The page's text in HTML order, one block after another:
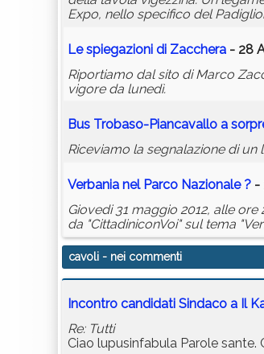
Expo, nello specifico del
Le spiegazioni di Zacchera - 28
Riportiamo dal sito di Marco
vigore da lunedì.
Bus Trobaso-Piancavallo a
Riceviamo la segnalazione di
Verbania nel Parco Nazionale ? -
Giovedi 31 maggio 2012, alle
da "CittadiniconVoi" sul tema
cavoli - nei commenti
Incontro candidati Sindaco a Il
Re: Tutti
Ciao lupusinfabula Parole sante.